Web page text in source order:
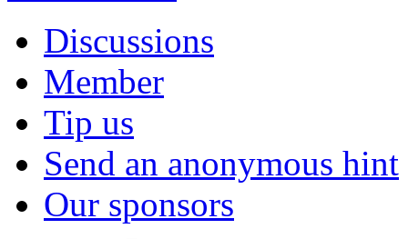
Discussions
Member
Tip us
Send an anonymous hint
Our sponsors